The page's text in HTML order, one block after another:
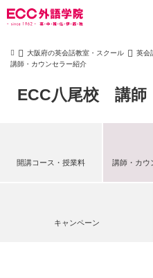
大阪府の英会話教室・スクール
英会
講師・カウンセラー紹介
ECC八尾校 講師
開講コース・授業料 講師・カウ
キャンペーン